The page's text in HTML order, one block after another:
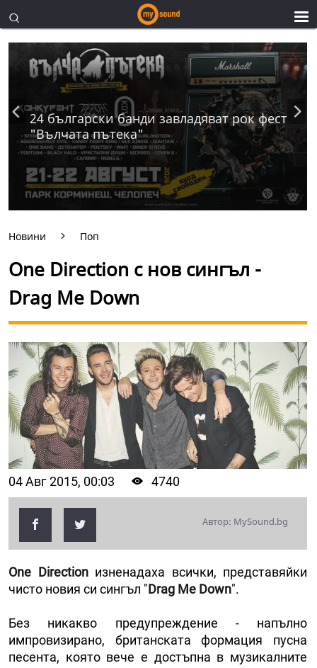
24 български банди завладяват рок фест
"Вълчата пътека"
Новини Поп
One Direction с нов сингъл -
Drag Me Down
04 Авг 2015, 00:03 4740
Автор: MySound.bg
One Directionизненадаха всички, представяйки
чисто новия си сингъл "Drag Me Down".
Без никакво предупреждение - напълно
импровизирано, британската формация пусна
песента, която вече е достъпна в музикалните